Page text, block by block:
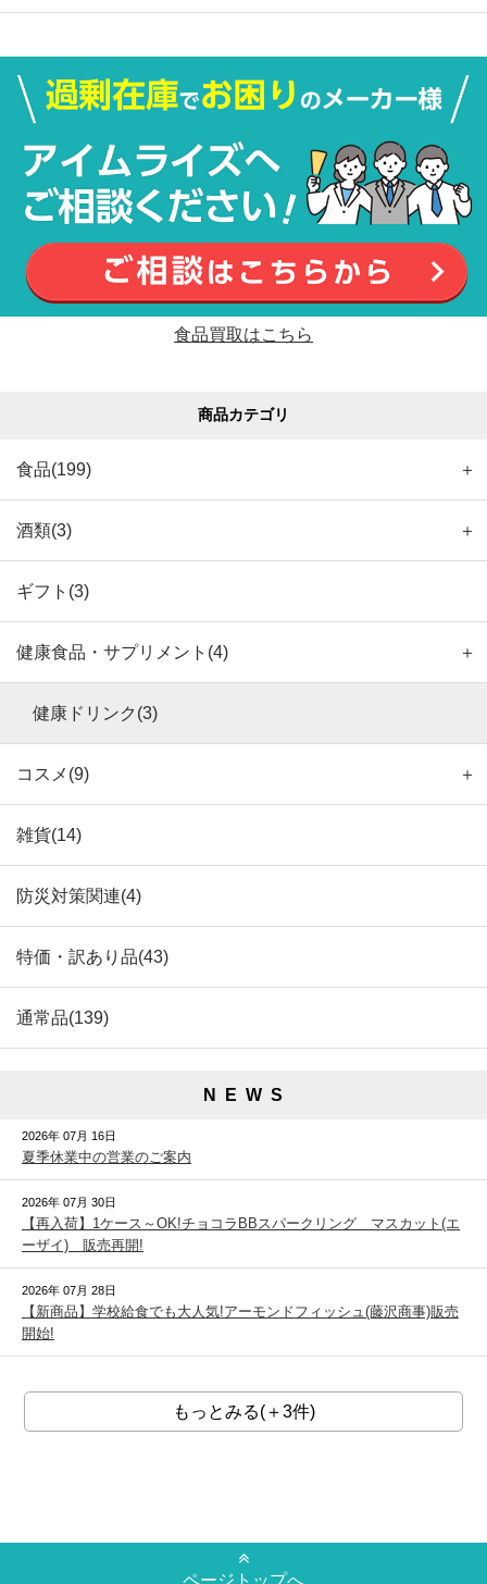
食品買取はこちら
商品カテゴリ
食品(199) ＋
酒類(3) ＋
ギフト(3)
健康食品・サプリメント(4) ＋
健康ドリンク(3)
コスメ(9) ＋
雑貨(14)
防災対策関連(4)
特価・訳あり品(43)
通常品(139)
N E W S
2026年 07月 16日
夏季休業中の営業のご案内
2026年 07月 30日
【再入荷】1ケース～OK!チョコラBBスパークリング マスカット(エ
ーザイ) 販売再開!
2026年 07月 28日
【新商品】学校給食でも大人気!アーモンドフィッシュ(藤沢商事)販売
開始!
もっとみる(＋3件)